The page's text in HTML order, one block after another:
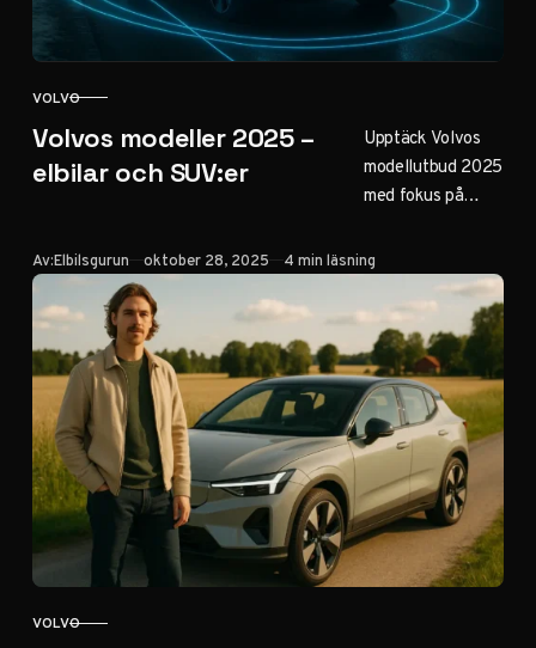
KATEGORI
VOLVO
Volvos modeller 2025 –
elbilar och SUV:er
Upptäck Volvos
modellutbud 2025
med fokus på
EX90 och nya
EX60. Från säkra
SUV:er som XC60
till hybrider och
sedanmodeller.
Läs om räckvidd,
priser och
hållbarhet för din
nästa Volvo.
Av:Elbilsgurun Publicerad
oktober 28, 2025 4 min läsning
KATEGORI
VOLVO